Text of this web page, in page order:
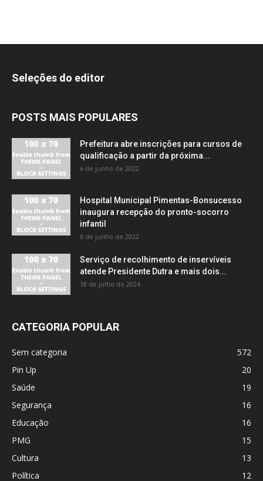
Seleções do editor
POSTS MAIS POPULARES
Prefeitura abre inscrições para cursos de
qualificação a partir da próxima...
6 de junho de 2022
Hospital Municipal Pimentas-Bonsucesso
inaugura recepção do pronto-socorro
infantil
6 de junho de 2022
Serviço de recolhimento de inservíveis
atende Presidente Dutra e mais dois...
18 de julho de 2024
CATEGORIA POPULAR
Sem categoria
572
Pin Up
20
Saúde
19
Segurança
16
Educação
16
PMG
15
Cultura
13
Política
12